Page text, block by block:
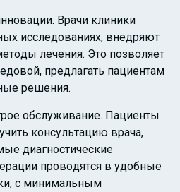
Врачи клиники
исследованиях, внедряют
лечения. Это позволяет
предлагать пациентам
решения.
обслуживание. Пациенты
консультацию врача,
диагностические
проводятся в удобные
с минимальным